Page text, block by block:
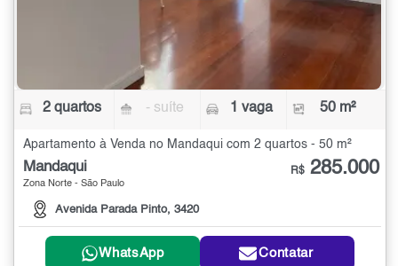
2 quartos - suíte 1 vaga 50 m²
Apartamento à Venda no Mandaqui com 2 quartos - 50 m²
Mandaqui
Zona Norte - São Paulo
Avenida Parada Pinto, 3420
R$ 285.000
WhatsApp Contatar